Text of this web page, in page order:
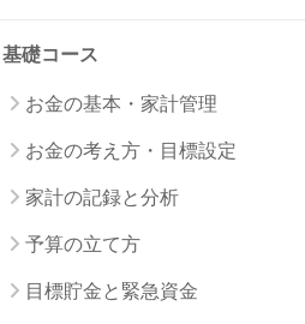
基礎コース
お金の基本・家計管理
お金の考え方・目標設定
家計の記録と分析
予算の立て方
目標貯金と緊急資金